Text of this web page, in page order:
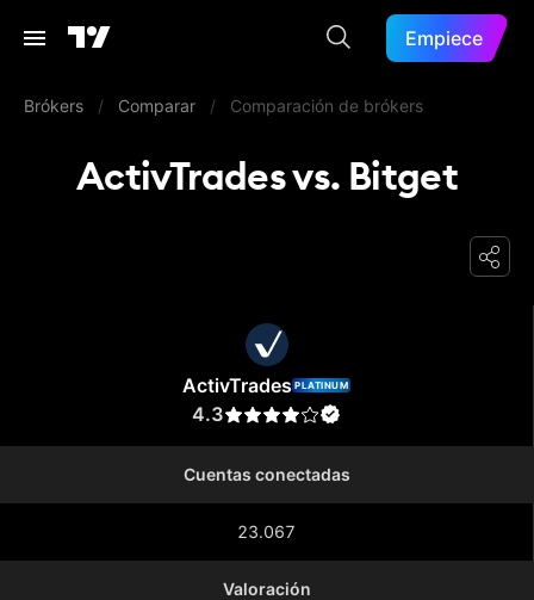
Empiece
Brókers / Comparar / Comparación de brókers
ActivTrades vs. Bitget
ActivTrades PLATINUM
4.3
Cuentas conectadas
23.067
Valoración